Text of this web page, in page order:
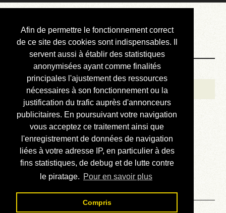
Afin de permettre le fonctionnement correct
de ce site des cookies sont indispensables. Il
servent aussi à établir des statistiques
anonymisées ayant comme finalités
principales l'ajustement des ressources
nécessaires à son fonctionnement ou la
justification du trafic auprès d'annonceurs
publicitaires. En poursuivant votre navigation
vous acceptez ce traitement ainsi que
l'enregistrement de données de navigation
liées à votre adresse IP, en particulier à des
fins statistiques, de debug et de lutte contre
le piratage. Pour en savoir plus
Compris
Courbis, « LE »
Blog Officiel
Bienvenue
Réalisations
Divers (et d’été)
Annonces
Liens externes
Téléchargement
Contact